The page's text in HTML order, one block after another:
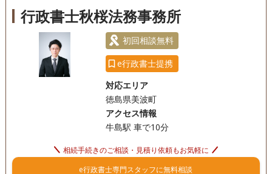
ております。 相続登記手続きの手順については、簡単にご説
明させていただきます。 相続税の申告が必要な方は、税理士
をご紹介させていただきます。 土地建物の手続きについて
も、土地家屋調査士として当職が対応可能です。 何か困りご
とがありましたら、ご連絡いただければ対応させていただき
ます。
18時以降相談可 オンライン面談可 事務所面談可
行政書士秋桜法務事務所
初回相談無料
e行政書士提携
対応エリア
徳島県美波町
アクセス情報
牛島駅 車で10分
相続手続きのご相談・見積り依頼もお気軽に
e行政書士専門スタッフに無料相談